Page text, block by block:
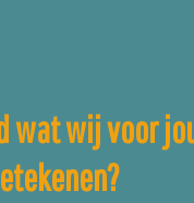
wat wij voor